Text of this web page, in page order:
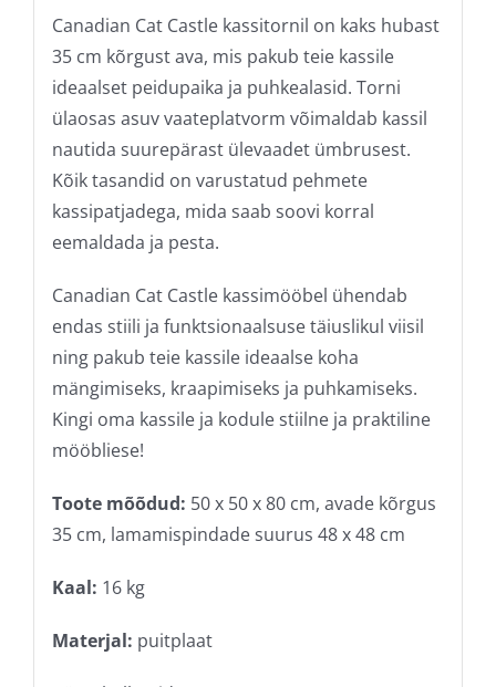
Canadian Cat Castle kassitornil on kaks hubast
35 cm kõrgust ava, mis pakub teie kassile
ideaalset peidupaika ja puhkealasid. Torni
ülaosas asuv vaateplatvorm võimaldab kassil
nautida suurepärast ülevaadet ümbrusest.
Kõik tasandid on varustatud pehmete
kassipatjadega, mida saab soovi korral
eemaldada ja pesta.
Canadian Cat Castle kassimööbel ühendab
endas stiili ja funktsionaalsuse täiuslikul viisil
ning pakub teie kassile ideaalse koha
mängimiseks, kraapimiseks ja puhkamiseks.
Kingi oma kassile ja kodule stiilne ja praktiline
mööbliese!
Toote mõõdud: 50 x 50 x 80 cm, avade kõrgus
35 cm, lamamispindade suurus 48 x 48 cm
Kaal: 16 kg
Materjal: puitplaat